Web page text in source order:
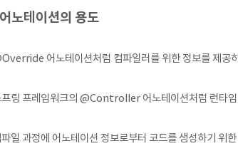
노테이션의 용도
어노테이션처럼 컴파일러를 위한 정보를 제공
링 프레임워크의 @Controller 어노테이션처럼 런타임
일 과정에 어노테이션 정보로부터 코드를 생성하기 위